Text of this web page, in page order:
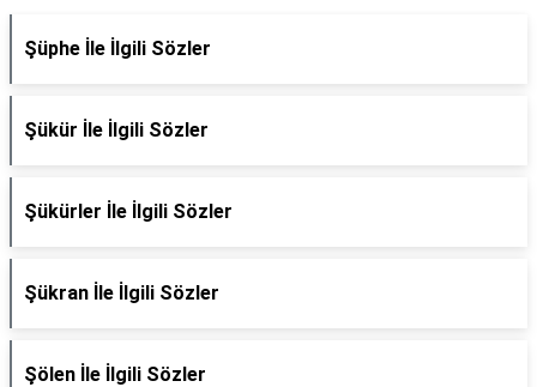
Şüphe İle İlgili Sözler
Şükür İle İlgili Sözler
Şükürler İle İlgili Sözler
Şükran İle İlgili Sözler
Şölen İle İlgili Sözler